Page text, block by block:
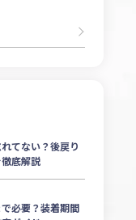
てない？後戻り
底解説
必要？装着期間